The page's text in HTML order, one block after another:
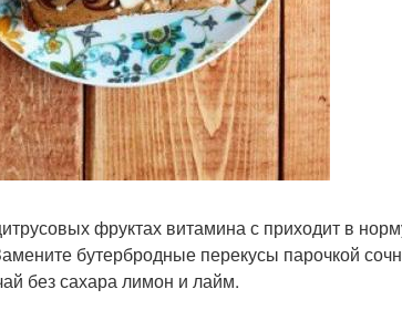
фруктах витамина с приходит в
бутербродные перекусы парочкой
без сахара лимон и лайм.